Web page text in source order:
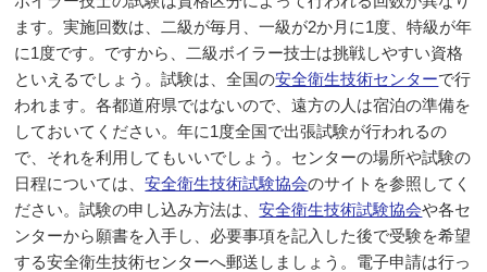
ます。実施回数は、二級が毎月、一級が2か月に1度、特級が年
に1度です。ですから、二級ボイラー技士は挑戦しやすい資格
といえるでしょう。試験は、全国の安全衛生技術センターで行
われます。各都道府県ではないので、遠方の人は宿泊の準備を
しておいてください。年に1度全国で出張試験が行われるの
で、それを利用してもいいでしょう。センターの場所や試験の
日程については、安全衛生技術試験協会のサイトを参照してく
ださい。試験の申し込み方法は、安全衛生技術試験協会や各セ
ンターから願書を入手し、必要事項を記入した後で受験を希望
する安全衛生技術センターへ郵送しましょう。電子申請は行っ